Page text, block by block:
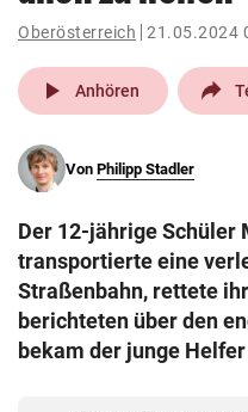
pin_drop
Wien
search
eingeben
© Krone Multimedia GmbH &
Oberösterreich 21.05.2024
play_arrow Anhören
Von Philipp Stadler
Der 12-jährige Schüler
transportierte eine
Straßenbahn, rettete
berichteten über den
bekam der junge